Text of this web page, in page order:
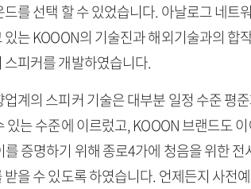
를 선택 할 수 있었습니다. 아날로그 네트
는 KOOON의 기술진과 해외기술과의 합
피커를 개발하였습니다.
계의 스피커 기술은 대부분 일정 수준 평
있는 수준에 이르렀고, KOOON 브랜드도
증명하기 위해 종로4가에 청음을 위한
을 수 있도록 하였습니다. 언제든지 사전